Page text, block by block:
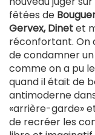
fêtées de
Gervex, Dinetet
réconfortant. On
de condamner
comme on a pu
quand il était de
antimoderne
«arrière-garde»
de recréer les